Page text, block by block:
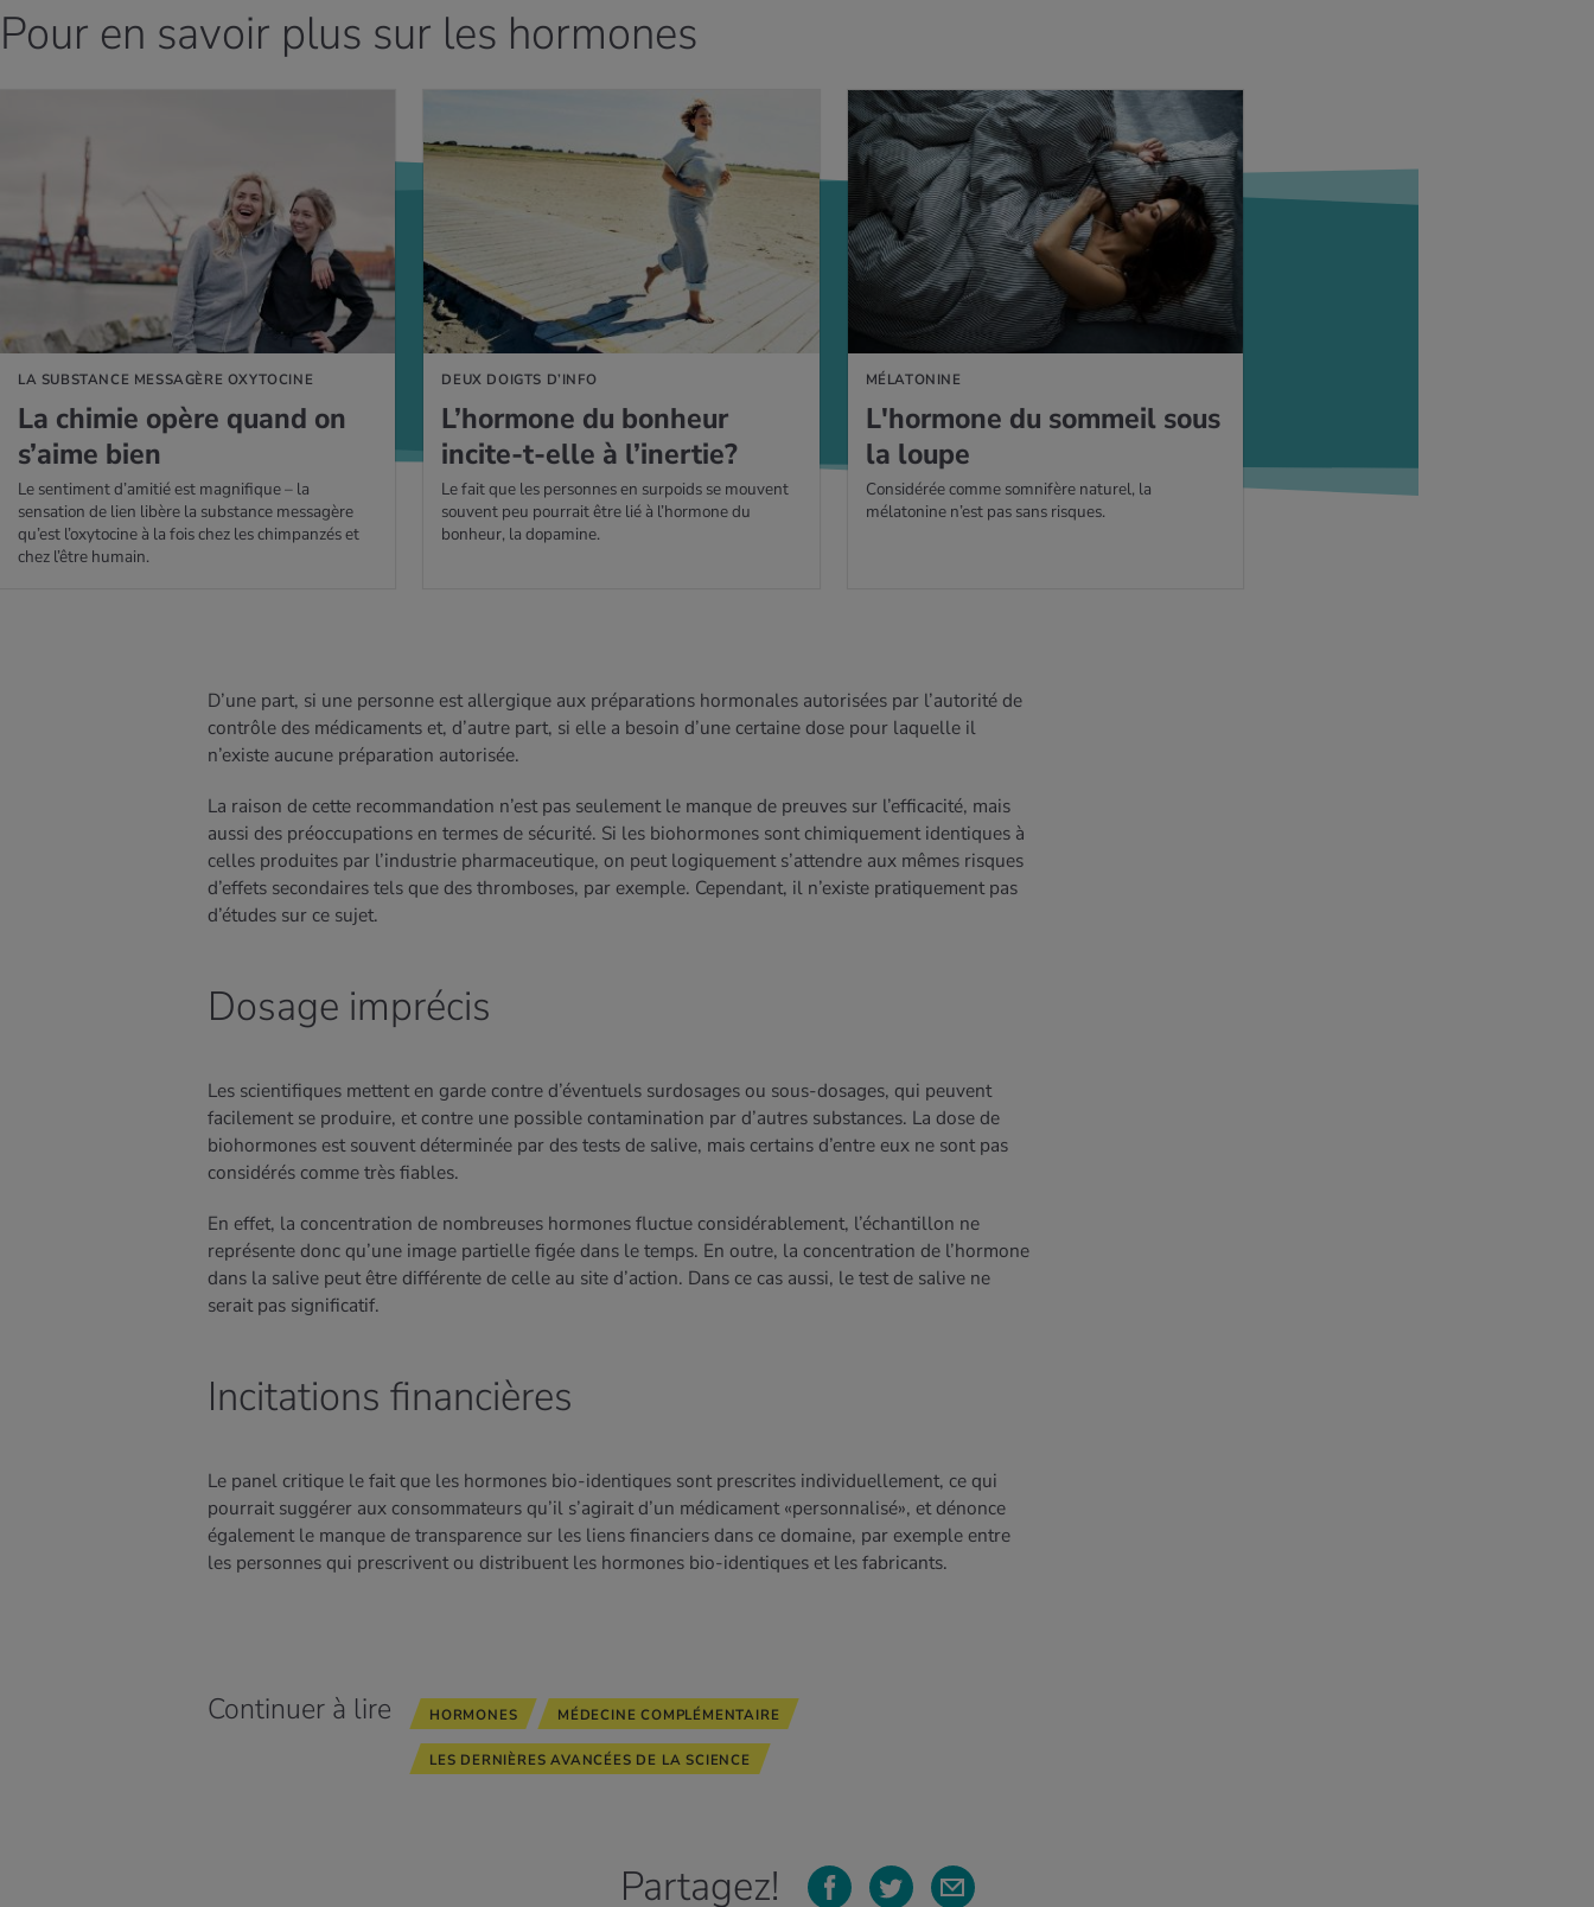
Pour en savoir plus sur les hormones
LA SUBSTANCE MESSAGÈRE OXYTOCINE
La chi­mie opère quand on
s’aime bien
Le sentiment d’amitié est magnifique – la
sensation de lien libère la substance messagère
qu’est l’oxytocine à la fois chez les chimpanzés et
chez l’être humain.
PLUS
DEUX DOIGTS D’INFO
L’hor­mone du bon­heur
incite-t-elle à l’iner­tie?
Le fait que les personnes en surpoids se mouvent
souvent peu pourrait être lié à l’hormone du
bonheur, la dopamine.
MÉLATONINE
L'hor­mone du som­meil sous
la loupe
Considérée comme somnifère naturel, la
mélatonine n’est pas sans risques.
D’une part, si une personne est allergique aux préparations hormonales autorisées par l’autorité de
contrôle des médicaments et, d’autre part, si elle a besoin d’une certaine dose pour laquelle il
n’existe aucune préparation autorisée.
La raison de cette recommandation n’est pas seulement le manque de preuves sur l’efficacité, mais
aussi des préoccupations en termes de sécurité. Si les biohormones sont chimiquement identiques à
celles produites par l’industrie pharmaceutique, on peut logiquement s’attendre aux mêmes risques
d’effets secondaires tels que des thromboses, par exemple. Cependant, il n’existe pratiquement pas
d’études sur ce sujet.
Dosage imprécis
Les scientifiques mettent en garde contre d’éventuels surdosages ou sous-dosages, qui peuvent
facilement se produire, et contre une possible contamination par d’autres substances. La dose de
biohormones est souvent déterminée par des tests de salive, mais certains d’entre eux ne sont pas
considérés comme très fiables.
En effet, la concentration de nombreuses hormones fluctue considérablement, l’échantillon ne
représente donc qu’une image partielle figée dans le temps. En outre, la concentration de l’hormone
dans la salive peut être différente de celle au site d’action. Dans ce cas aussi, le test de salive ne
serait pas significatif.
Incitations financières
Le panel critique le fait que les hormones bio-identiques sont prescrites individuellement, ce qui
pourrait suggérer aux consommateurs qu’il s’agirait d’un médicament «personnalisé», et dénonce
également le manque de transparence sur les liens financiers dans ce domaine, par exemple entre
les personnes qui prescrivent ou distribuent les hormones bio-identiques et les fabricants.
Continuer à lire HORMONES MÉDECINE COMPLÉMENTAIRE
LES DERNIÈRES AVANCÉES DE LA SCIENCE
Partagez!